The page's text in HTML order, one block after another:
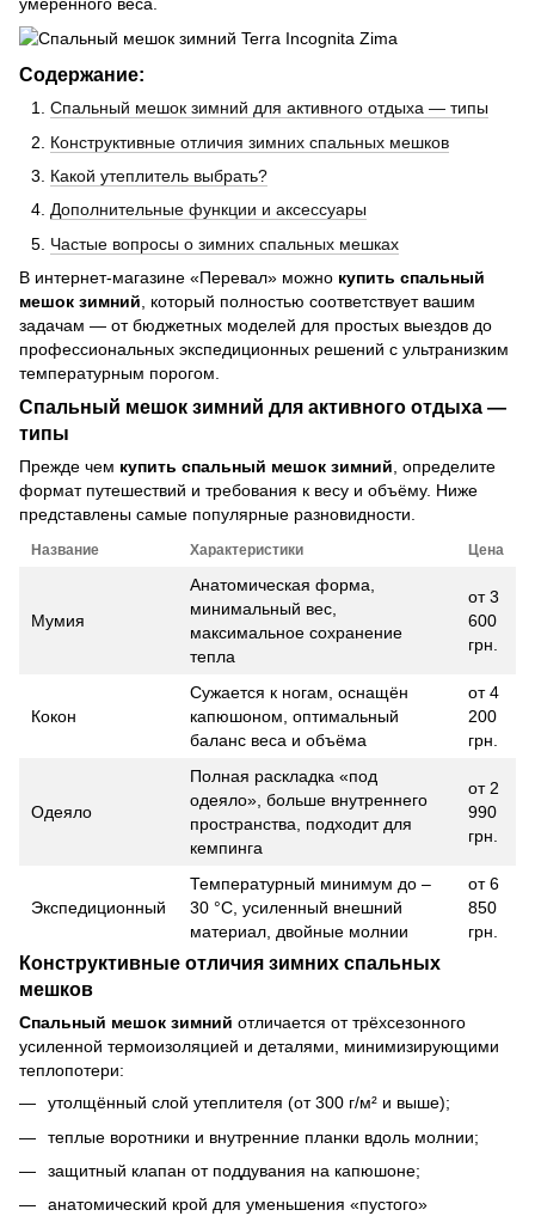
умеренного веса.
Содержание:
Спальный мешок зимний для активного отдыха — типы
Конструктивные отличия зимних спальных мешков
Какой утеплитель выбрать?
Дополнительные функции и аксессуары
Частые вопросы о зимних спальных мешках
В интернет-магазине «Перевал» можно купить спальный
мешок зимний, который полностью соответствует вашим
задачам — от бюджетных моделей для простых выездов до
профессиональных экспедиционных решений с ультранизким
температурным порогом.
Спальный мешок зимний для активного отдыха —
типы
Прежде чем купить спальный мешок зимний, определите
формат путешествий и требования к весу и объёму. Ниже
представлены самые популярные разновидности.
Название Характеристики Цена
Мумия
Анатомическая форма,
минимальный вес,
максимальное сохранение
тепла
от 3
600
грн.
Кокон
Сужается к ногам, оснащён
капюшоном, оптимальный
баланс веса и объёма
от 4
200
грн.
Одеяло
Полная раскладка «под
одеяло», больше внутреннего
пространства, подходит для
кемпинга
от 2
990
грн.
Экспедиционный
Температурный минимум до –
30 °C, усиленный внешний
материал, двойные молнии
от 6
850
грн.
Конструктивные отличия зимних спальных
мешков
Спальный мешок зимний отличается от трёхсезонного
усиленной термоизоляцией и деталями, минимизирующими
теплопотери:
утолщённый слой утеплителя (от 300 г/м² и выше);
теплые воротники и внутренние планки вдоль молнии;
защитный клапан от поддувания на капюшоне;
анатомический крой для уменьшения «пустого»